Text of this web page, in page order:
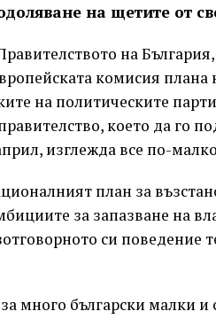
на щетите от
на
комисия
на политическите
което да го
изглежда все по-
план за
за запазване на
си поведение
много български малки